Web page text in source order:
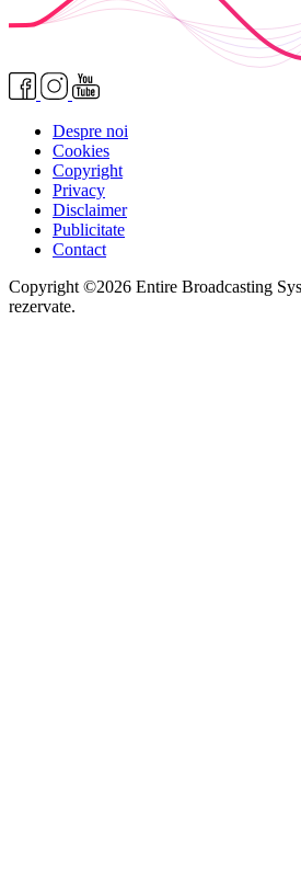
Despre noi
Cookies
Copyright
Privacy
Disclaimer
Publicitate
Contact
Copyright ©2026 Entire Broadcasting
rezervate.